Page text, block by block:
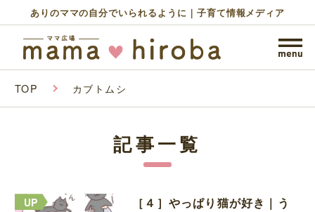
ありのママの自分でいられるように｜子育て情報メディア
TOP カブトムシ
記事一覧
［４］やっぱり猫が好き｜う